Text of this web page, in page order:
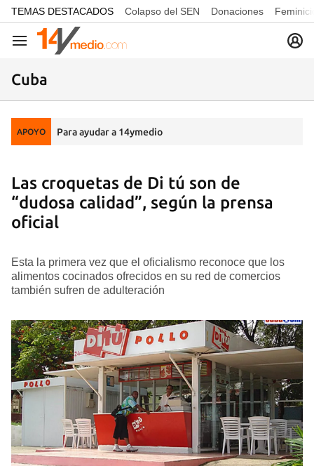
common.go-to-content
TEMAS DESTACADOS Colapso del SEN Donaciones
Navegación
Cuba
APOYO Para ayudar a 14ymedio
Las croquetas de Di tú son de
“dudosa calidad”, según la prensa
oficial
Esta la primera vez que el oficialismo reconoce que los
alimentos cocinados ofrecidos en su red de comercios
también sufren de adulteración